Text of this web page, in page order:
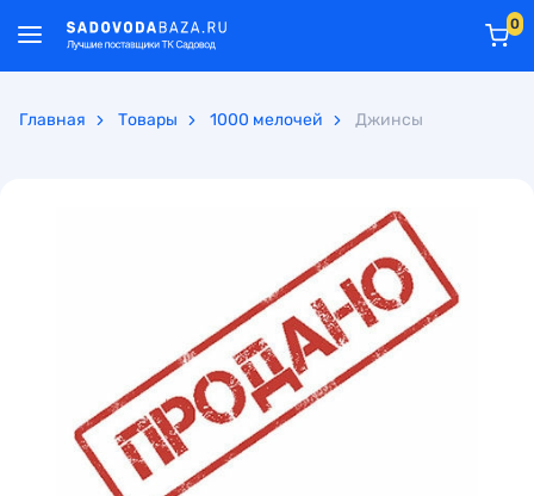
0
Главная Товары 1000 мелочей Джинсы